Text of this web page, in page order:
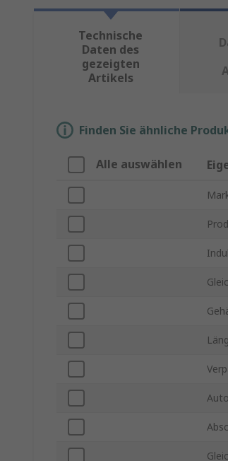
Technische
Daten des
gezeigten
Artikels
Finden Sie ähnliche
Alle auswählen